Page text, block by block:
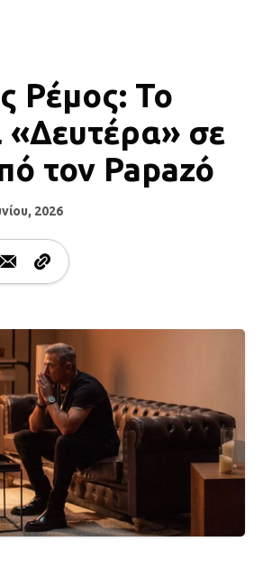
Ρέμος: Το
«Δευτέρα» σε
τον Papazó
2026